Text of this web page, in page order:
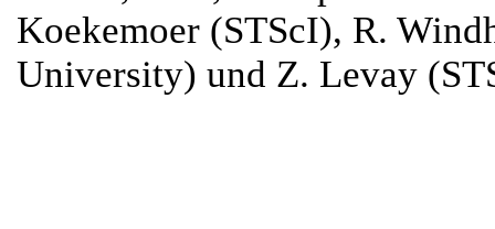
Koekemoer (STScI), R.
University) und Z. Levay